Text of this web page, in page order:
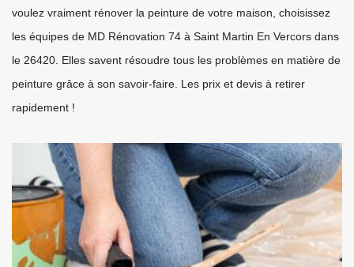
voulez vraiment rénover la peinture de votre maison, choisissez
les équipes de MD Rénovation 74 à Saint Martin En Vercors dans
le 26420. Elles savent résoudre tous les problèmes en matière de
peinture grâce à son savoir-faire. Les prix et devis à retirer
rapidement !